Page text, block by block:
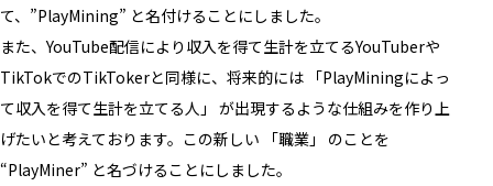
て、”PlayMining” と名付けることにしました。
また、YouTube配信により収入を得て生計を立てるYouTuberや
TikTokでのTikTokerと同様に、将来的には 「PlayMiningによっ
て収入を得て生計を立てる人」 が出現するような仕組みを作り上
げたいと考えております。この新しい 「職業」 のことを
“PlayMiner” と名づけることにしました。